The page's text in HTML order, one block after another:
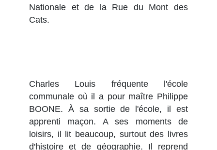
Nationale et de la Rue du Mont des
Cats.
Charles Louis fréquente l'école
communale où il a pour maître Philippe
BOONE. À sa sortie de l'école, il est
apprenti maçon. A ses moments de
loisirs, il lit beaucoup, surtout des livres
d'histoire et de géographie. Il reprend